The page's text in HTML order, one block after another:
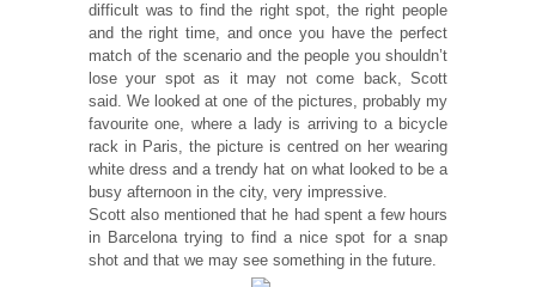
difficult was to find the right spot, the right people
and the right time, and once you have the perfect
match of the scenario and the people you shouldn’t
lose your spot as it may not come back, Scott
said. We looked at one of the pictures, probably my
favourite one, where a lady is arriving to a bicycle
rack in Paris, the picture is centred on her wearing
white dress and a trendy hat on what looked to be a
busy afternoon in the city, very impressive.
Scott also mentioned that he had spent a few hours
in Barcelona trying to find a nice spot for a snap
shot and that we may see something in the future.